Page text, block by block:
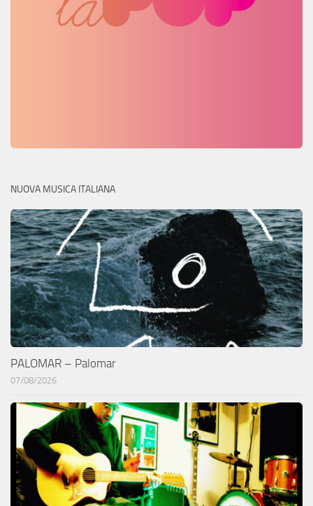
NUOVA MUSICA ITALIANA
PALOMAR – Palomar
07/08/2026